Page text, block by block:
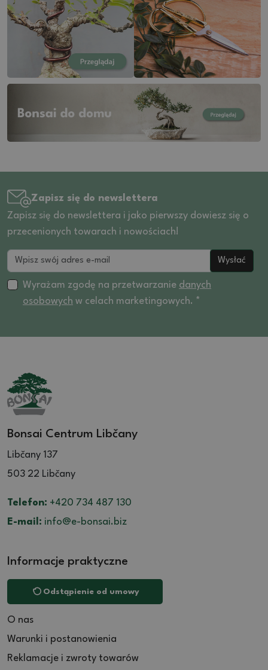
Zapisz się do newslettera
Zapisz się do newslettera i jako pierwszy dowiesz się o
przecenionych towarach i nowościach!
Wysłać
Wyrażam zgodę na przetwarzanie danych
osobowych w celach marketingowych. *
Bonsai Centrum Libčany
Libčany 137
503 22 Libčany
Telefon: +420 734 487 130
E-mail: info@e-bonsai.biz
Informacje praktyczne
Odstąpienie od umowy
O nas
Warunki i postanowienia
Reklamacje i zwroty towarów